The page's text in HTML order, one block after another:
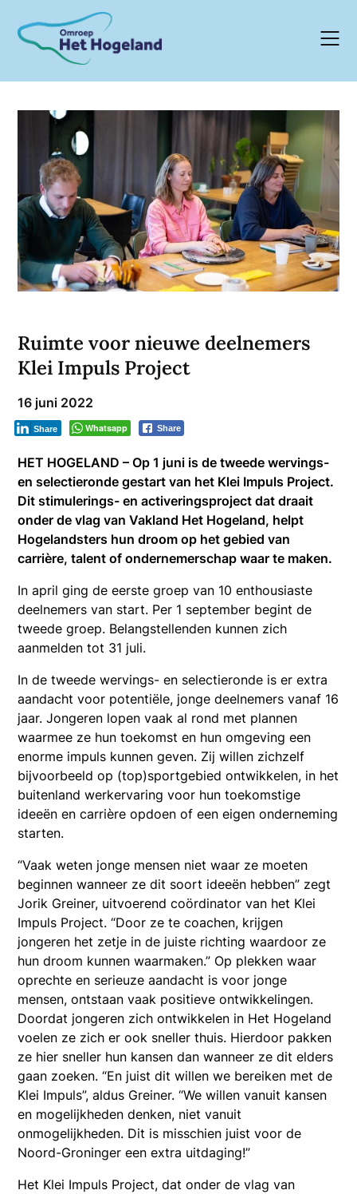
content
Ruimte voor nieuwe deelnemers
Klei Impuls Project
16 juni 2022
Whatsapp Share
Share
HET HOGELAND – Op 1 juni is de tweede wervings-
en selectieronde gestart van het Klei Impuls Project.
Dit stimulerings- en activeringsproject dat draait
onder de vlag van Vakland Het Hogeland, helpt
Hogelandsters hun droom op het gebied van
carrière, talent of ondernemerschap waar te maken.
In april ging de eerste groep van 10 enthousiaste
deelnemers van start. Per 1 september begint de
tweede groep. Belangstellenden kunnen zich
aanmelden tot 31 juli.
In de tweede wervings- en selectieronde is er extra
aandacht voor potentiële, jonge deelnemers vanaf 16
jaar. Jongeren lopen vaak al rond met plannen
waarmee ze hun toekomst en hun omgeving een
enorme impuls kunnen geven. Zij willen zichzelf
bijvoorbeeld op (top)sportgebied ontwikkelen, in het
buitenland werkervaring voor hun toekomstige
ideeën en carrière opdoen of een eigen onderneming
starten.
“Vaak weten jonge mensen niet waar ze moeten
beginnen wanneer ze dit soort ideeën hebben” zegt
Jorik Greiner, uitvoerend coördinator van het Klei
Impuls Project. “Door ze te coachen, krijgen
jongeren het zetje in de juiste richting waardoor ze
hun droom kunnen waarmaken.” Op plekken waar
oprechte en serieuze aandacht is voor jonge
mensen, ontstaan vaak positieve ontwikkelingen.
Doordat jongeren zich ontwikkelen in Het Hogeland
voelen ze zich er ook sneller thuis. Hierdoor pakken
ze hier sneller hun kansen dan wanneer ze dit elders
gaan zoeken. “En juist dit willen we bereiken met de
Klei Impuls”, aldus Greiner. “We willen vanuit kansen
en mogelijkheden denken, niet vanuit
onmogelijkheden. Dit is misschien juist voor de
Noord-Groninger een extra uitdaging!”
Het Klei Impuls Project, dat onder de vlag van